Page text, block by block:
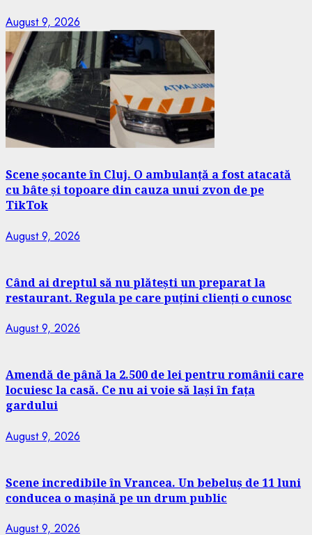
August 9, 2026
Scene șocante în Cluj. O ambulanță a fost atacată
cu bâte și topoare din cauza unui zvon de pe
TikTok
August 9, 2026
Când ai dreptul să nu plătești un preparat la
restaurant. Regula pe care puțini clienți o cunosc
August 9, 2026
Amendă de până la 2.500 de lei pentru românii care
locuiesc la casă. Ce nu ai voie să lași în fața
gardului
August 9, 2026
Scene incredibile în Vrancea. Un bebeluș de 11 luni
conducea o mașină pe un drum public
August 9, 2026